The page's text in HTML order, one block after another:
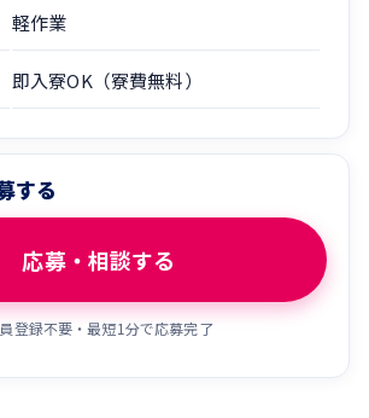
軽作業
即入寮OK（寮費無料）
する
応募・相談する
登録不要・最短1分で応募完了